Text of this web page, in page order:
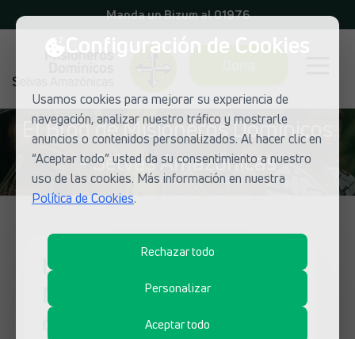
Configuración de Cookies
Usamos cookies para mejorar su experiencia de
navegación, analizar nuestro tráfico y mostrarle
anuncios o contenidos personalizados. Al hacer clic en
“Aceptar todo” usted da su consentimiento a nuestro
uso de las cookies. Más información en nuestra
Política de Cookies.
Rechazar todo
Personalizar
Aceptar todo
Manda un Bizum al 01976
El Blog de Misioneros Dominicos
- Selvas Amazónicas
La Antropología de las
Misiones nos invita a
conocer más a los